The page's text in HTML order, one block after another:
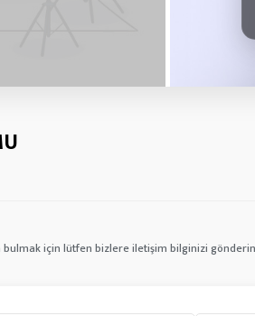
bulmak için lütfen bizlere iletişim bilginizi